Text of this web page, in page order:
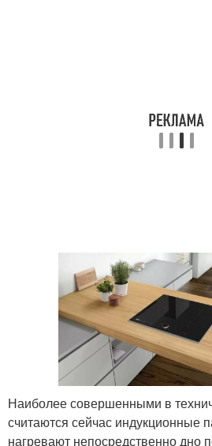
Наиболее совершенными в
считаются сейчас индукционные
нагревают непосредственно дно